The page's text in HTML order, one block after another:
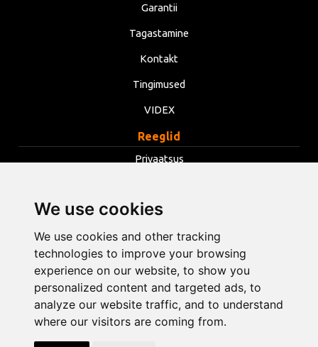
We use cookies
We use cookies and other tracking
technologies to improve your browsing
experience on our website, to show you
personalized content and targeted ads, to
analyze our website traffic, and to understand
where our visitors are coming from.
Garantii
Tagastamine
Kontakt
Tingimused
VIDEX
Reeglid
Privaatsus
Küpsised
Muuda küpsiste seadeid
info@opentools.lv +371 26272360